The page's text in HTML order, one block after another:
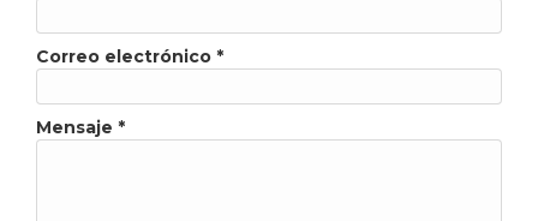
Correo electrónico *
Mensaje *